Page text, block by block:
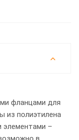
фланцами для
из полиэтилена
элементами –